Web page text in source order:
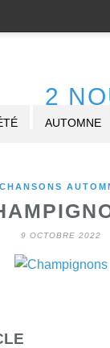
2
AUTOMNE
CHANSONS
9 OCTOBRE 2022